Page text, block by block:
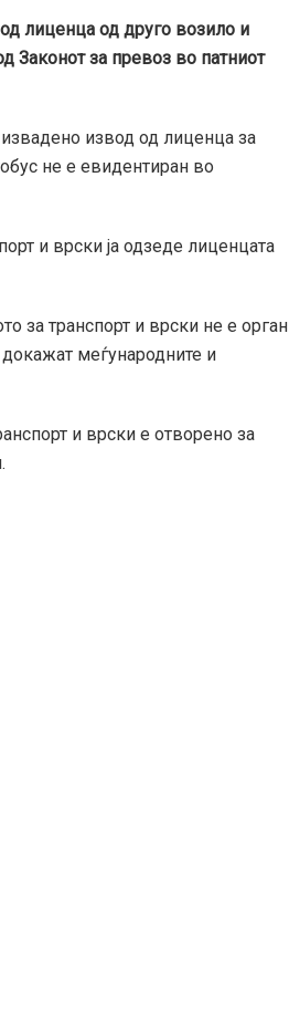
лиценца од друго возило и
Законот за превоз во патниот
извод од лиценца за
не е евидентиран во
и врски ја одзеде лиценцата
за транспорт и врски не е орган
меѓународните и
и врски е отворено за